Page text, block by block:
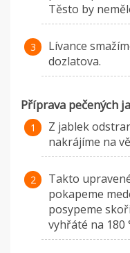
Těsto by
Lívance
dozlatova.
Příprava pečených
Z jablek
nakrájíme na
Takto
pokapeme
posypeme
vyhřáté na 180